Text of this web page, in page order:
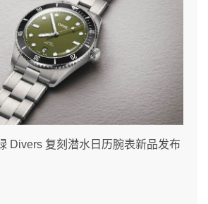
Divers 复刻潜水日历腕表新品发布